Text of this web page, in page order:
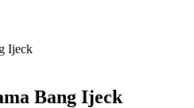
Ijeck
Bang Ijeck